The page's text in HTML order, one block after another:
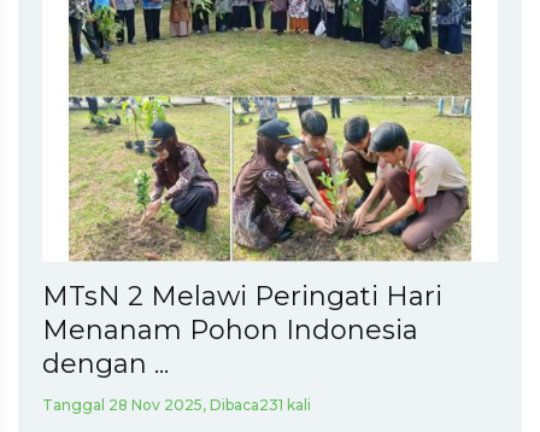
MTsN 2 Melawi Peringati Hari
Menanam Pohon Indonesia
dengan ...
Tanggal 28 Nov 2025, Dibaca231 kali